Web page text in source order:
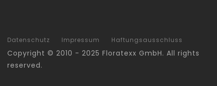
Datenschutz Impressum Haftungsausschluss
Copyright © 2010 - 2025 Floratexx GmbH. All rights
reserved.